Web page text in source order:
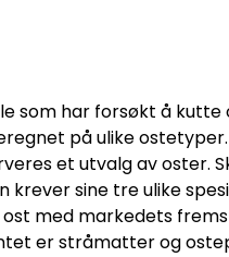
som har forsøkt å
på ulike
et utvalg av oster.
sine tre ulike
med markedets
er stråmatter og